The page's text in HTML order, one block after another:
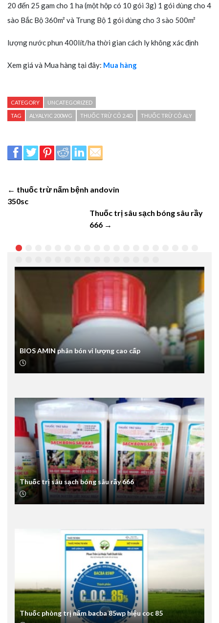
20 đến 25 gam cho 1 ha (một hộp có 10 gói 3g) 1 gói dùng cho 4
sào Bắc Bộ 360m² và Trung Bộ 1 gói dùng cho 3 sào 500m²
lượng nước phun 400lít/ha thời gian cách ly không xác định
Xem giá và Mua hàng tại đây: Mua hàng
CATEGORY UNCATEGORIZED
TAG ALYALYIC 200WG THUỐC TRỪ CỎ 2.4D THUỐC TRỪ CỎ ALY
← thuốc trừ nấm bệnh andovin
350sc
Thuốc trị sâu sạch bóng sâu rầy
666 →
BIOS AMIN phân bón vi lượng cao cấp
Thuốc trị sâu sạch bóng sâu rầy 666
Thuốc phòng trị nấm bacba 85wp hiệu coc 85